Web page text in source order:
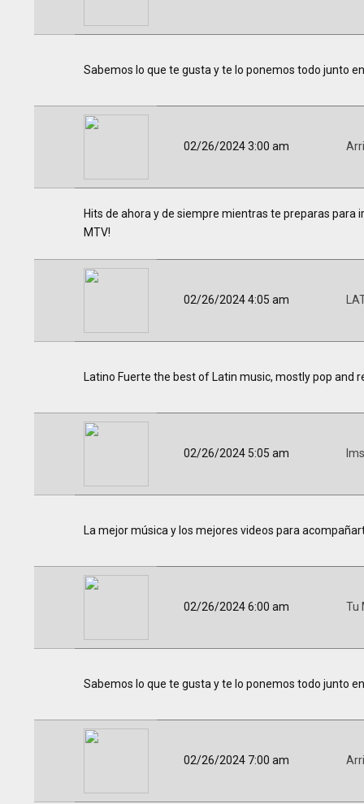
Sabemos lo que te gusta y te lo ponemos todo junto
02/26/2024 3:00 am
Hits de ahora y de siempre mientras te preparas para
MTV!
02/26/2024 4:05 am
Latino Fuerte the best of Latin music, mostly pop and
02/26/2024 5:05 am
La mejor música y los mejores videos para
02/26/2024 6:00 am Tu
Sabemos lo que te gusta y te lo ponemos todo junto
02/26/2024 7:00 am